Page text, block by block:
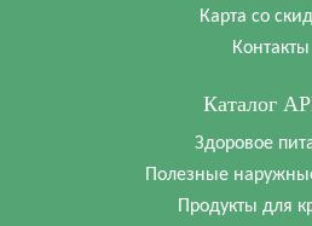
Карта со
Контакты
Каталог
Здоровое
Полезные
Продукты для